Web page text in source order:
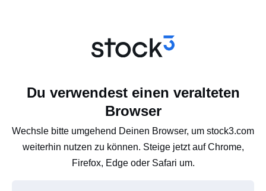
Du verwendest einen veralteten
Browser
Wechsle bitte umgehend Deinen Browser, um stock3.com
weiterhin nutzen zu können. Steige jetzt auf Chrome,
Firefox, Edge oder Safari um.